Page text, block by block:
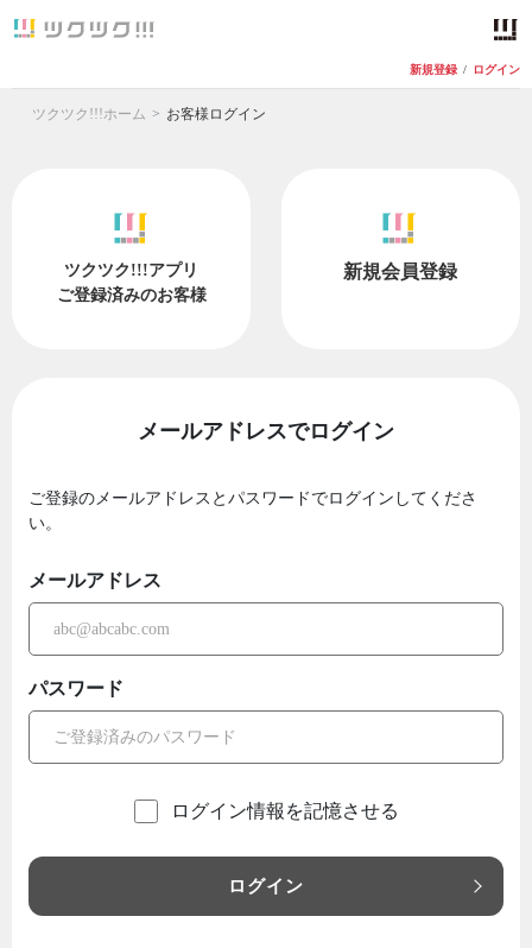
新規登録 / ログイン
ツクツク!!!ホーム お客様ログイン
ツクツク!!!アプリ
ご登録済みのお客様
新規会員登録
メールアドレスでログイン
ご登録のメールアドレスとパスワードでログインしてくださ
い。
メールアドレス
パスワード
ログイン情報を記憶させる
ログイン